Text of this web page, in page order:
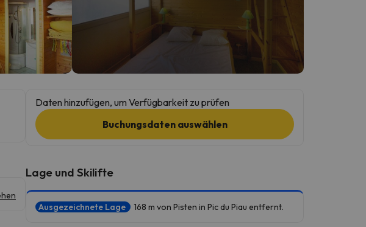
Daten hinzufügen, um Verfügbarkeit zu prüfen
Buchungsdaten auswählen
Lage und Skilifte
Ausgezeichnete Lage 168 m von Pisten in Pic du Piau entfernt.